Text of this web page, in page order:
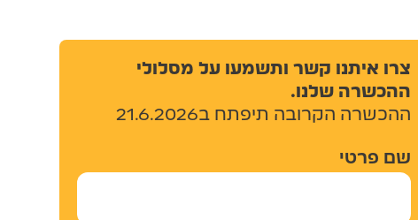
צרו איתנו קשר ותשמעו על מסלולי
ההכשרה שלנו.
ההכשרה הקרובה תיפתח ב21.6.2026
שם פרטי